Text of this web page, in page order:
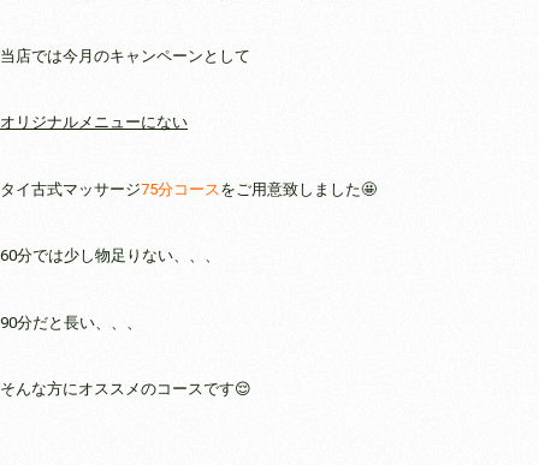
当店では今月のキャンペーンとして
オリジナルメニューにない
タイ古式マッサージ75分コース をご用意致しました🤩
60分では少し物足りない、、、
90分だと長い、、、
そんな方にオススメのコースです😌